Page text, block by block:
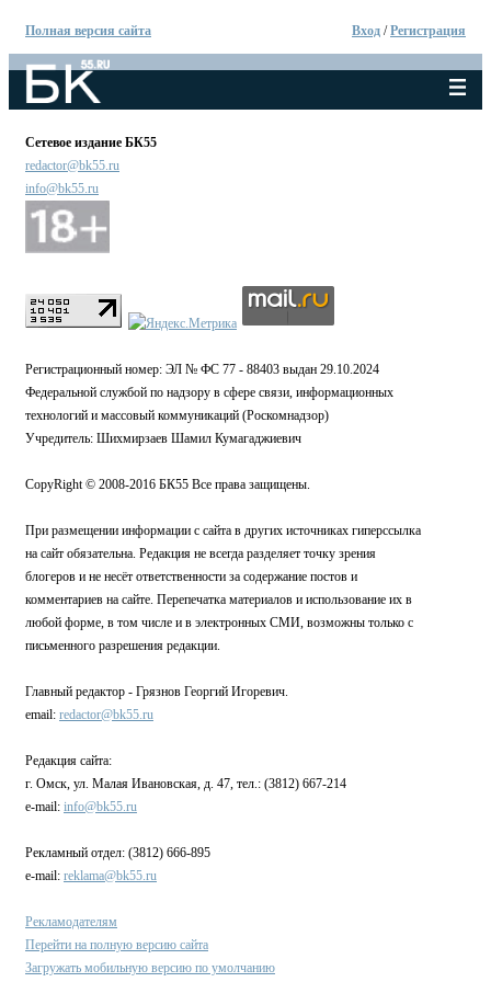
Полная версия сайта Вход /Регистрация
Сетевое издание БК55
redactor@bk55.ru
info@bk55.ru
Регистрационный номер: ЭЛ № ФС 77 - 88403 выдан 29.10.2024
Федеральной службой по надзору в сфере связи, информационных
технологий и массовый коммуникаций (Роскомнадзор)
Учредитель: Шихмирзаев Шамил Кумагаджиевич
CopyRight © 2008-2016 БК55 Все права защищены.
При размещении информации с сайта в других источниках гиперссылка
на сайт обязательна. Редакция не всегда разделяет точку зрения
блогеров и не несёт ответственности за содержание постов и
комментариев на сайте. Перепечатка материалов и использование их в
любой форме, в том числе и в электронных СМИ, возможны только с
письменного разрешения редакции.
Главный редактор - Грязнов Георгий Игоревич.
email: redactor@bk55.ru
Редакция сайта:
г. Омск, ул. Малая Ивановская, д. 47, тел.: (3812) 667-214
e-mail: info@bk55.ru
Рекламный отдел: (3812) 666-895
e-mail: reklama@bk55.ru
Рекламодателям
Перейти на полную версию сайта
Загружать мобильную версию по умолчанию